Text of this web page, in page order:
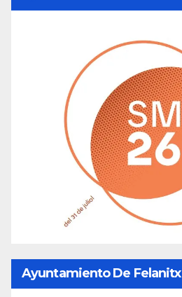
Ayuntamiento De Felanitx